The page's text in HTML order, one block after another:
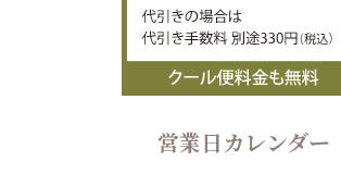
営業日カレンダー